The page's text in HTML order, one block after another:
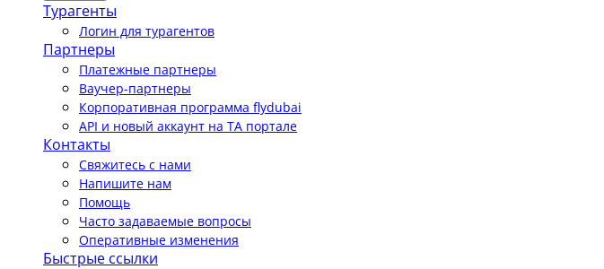
Турагенты
Логин для турагентов
Партнеры
Платежные партнеры
Ваучер-партнеры
Корпоративная программа flydubai
API и новый аккаунт на TA портале
Контакты
Свяжитесь с нами
Напишите нам
Помощь
Часто задаваемые вопросы
Оперативные изменения
Быстрые ссылки